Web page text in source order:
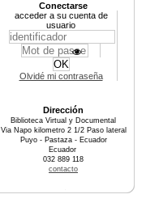
Conectarse
acceder a su cuenta de
usuario
Olvidé mi contraseña
Dirección
Biblioteca Virtual y Documental
Via Napo kilometro 2 1/2 Paso lateral
Puyo - Pastaza - Ecuador
Ecuador
032 889 118
contacto